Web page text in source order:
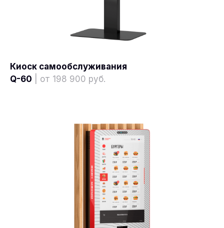
Киоск самообслуживания
Q-60 | от 198 900 руб.